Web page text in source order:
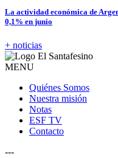
La actividad económica de
0,1% en junio
+ noticias
MENU
Quiénes Somos
Nuestra misión
Notas
ESF TV
Contacto
---